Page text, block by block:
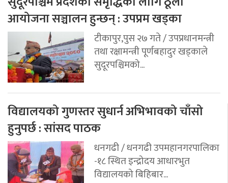
आयोजना सञ्चालन हुन्छन् : उपप्रम खड्का
टीकापुर,पुस २७ गते / उपप्रधानमन्त्री
तथा रक्षामन्त्री पूर्णबहादुर खड्काले
सुदूरपश्चिमको...
विद्यालयको गुणस्तर सुधार्न अभिभावको चाँसो
हुनुपर्छ : सांसद पाठक
धनगढी / धनगढी उपमहानगरपालिका
-१८ स्थित इन्द्रोदय आधारभुत
विद्यालयको बिहिबार...